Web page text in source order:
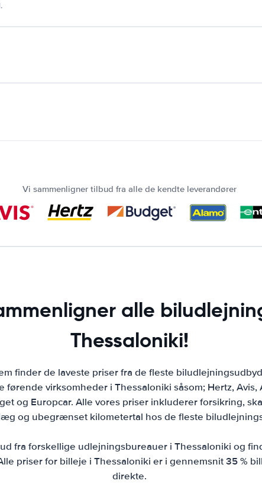
Vi sammenligner tilbud fra alle de kendte leverandører
alle
Thessaloniki!
finder de laveste priser fra de fleste
førende virksomheder i Thessaloniki såsom; Hertz, Avis,
og Europcar. Alle vores priser inkluderer forsikring,
og ubegrænset kilometertal hos de fleste
fra forskellige udlejningsbureauer i Thessaloniki og
priser for billeje i Thessaloniki er i gennemsnit 35 %
direkte.